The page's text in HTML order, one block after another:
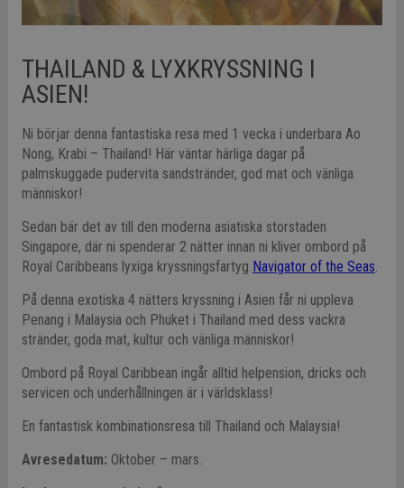
THAILAND & LYXKRYSSNING I
ASIEN!
Ni börjar denna fantastiska resa med 1 vecka i underbara Ao
Nong, Krabi – Thailand! Här väntar härliga dagar på
palmskuggade pudervita sandstränder, god mat och vänliga
människor!
Sedan bär det av till den moderna asiatiska storstaden
Singapore, där ni spenderar 2 nätter innan ni kliver ombord på
Royal Caribbeans lyxiga kryssningsfartyg Navigator of the Seas
På denna exotiska 4 nätters kryssning i Asien får ni uppleva
Penang i Malaysia och Phuket i Thailand med dess vackra
stränder, goda mat, kultur och vänliga människor!
Ombord på Royal Caribbean ingår alltid helpension, dricks och
servicen och underhållningen är i världsklass!
En fantastisk kombinationsresa till Thailand och Malaysia!
Avresedatum: Oktober – mars.